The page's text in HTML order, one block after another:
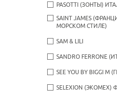
PASOTTI (ЗОНТЫ)
SAINT JAMES
МОРСКОМ СТИЛЕ)
SAM & LILI
SANDRO FERRONE
SEE YOU BY BIGGI M
SELEXION (ЭКОМЕХ)